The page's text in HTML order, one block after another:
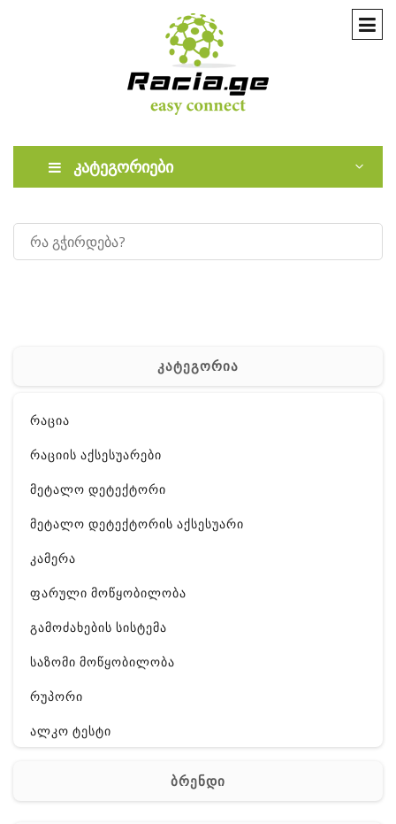
კატეგორიები
კატეგორია
რაცია
რაციის აქსესუარები
მეტალო დეტექტორი
მეტალო დეტექტორის აქსესუარი
კამერა
ფარული მოწყობილობა
გამოძახების სისტემა
საზომი მოწყობილობა
რუპორი
ალკო ტესტი
ჰაერის დამატენიანებელი
ბრენდი